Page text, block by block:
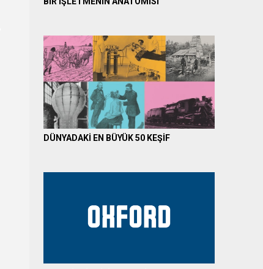
DÜNYADAKİ EN BÜYÜK 50 KEŞİF